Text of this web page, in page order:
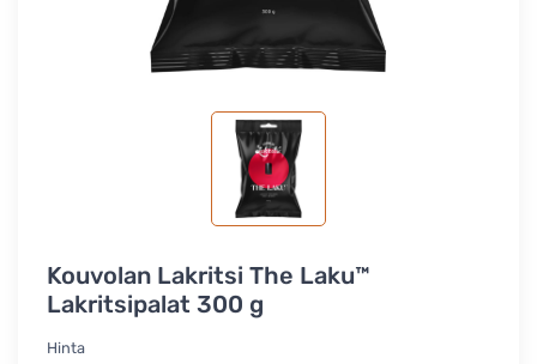
Kouvolan Lakritsi The Laku™
Lakritsipalat 300 g
Hinta